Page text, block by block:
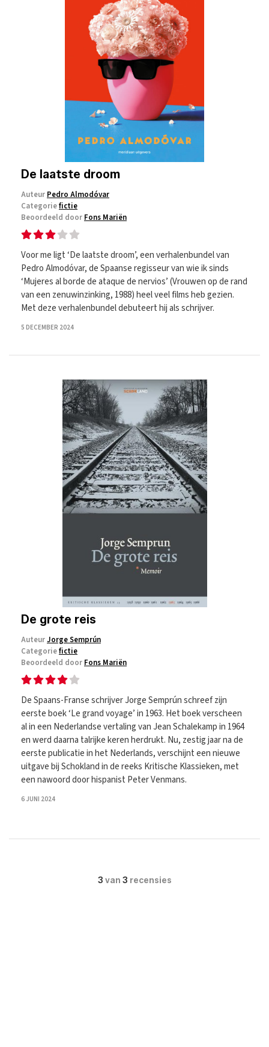
De laatste droom
Auteur Pedro Almodóvar
Categoriefictie
Beoordeeld door Fons Mariën
Voor me ligt ‘De laatste droom’, een verhalenbundel van
Pedro Almodóvar, de Spaanse regisseur van wie ik sinds
‘Mujeres al borde de ataque de nervios’ (Vrouwen op de rand
van een zenuwinzinking, 1988) heel veel films heb gezien.
Met deze verhalenbundel debuteert hij als schrijver.
5 DECEMBER 2024
De grote reis
AuteurJorge Semprún
Categoriefictie
Beoordeeld door Fons Mariën
De Spaans-Franse schrijver Jorge Semprún schreef zijn
eerste boek ‘Le grand voyage’ in 1963. Het boek verscheen
al in een Nederlandse vertaling van Jean Schalekamp in 1964
en werd daarna talrijke keren herdrukt. Nu, zestig jaar na de
eerste publicatie in het Nederlands, verschijnt een nieuwe
uitgave bij Schokland in de reeks Kritische Klassieken, met
een nawoord door hispanist Peter Venmans.
6 JUNI 2024
3 van 3 recensies